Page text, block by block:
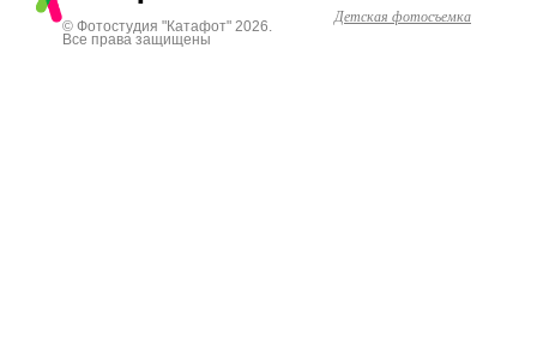
© Фотостудия "Катафот" 2026.
Все права защищены
Детская фотосъемка